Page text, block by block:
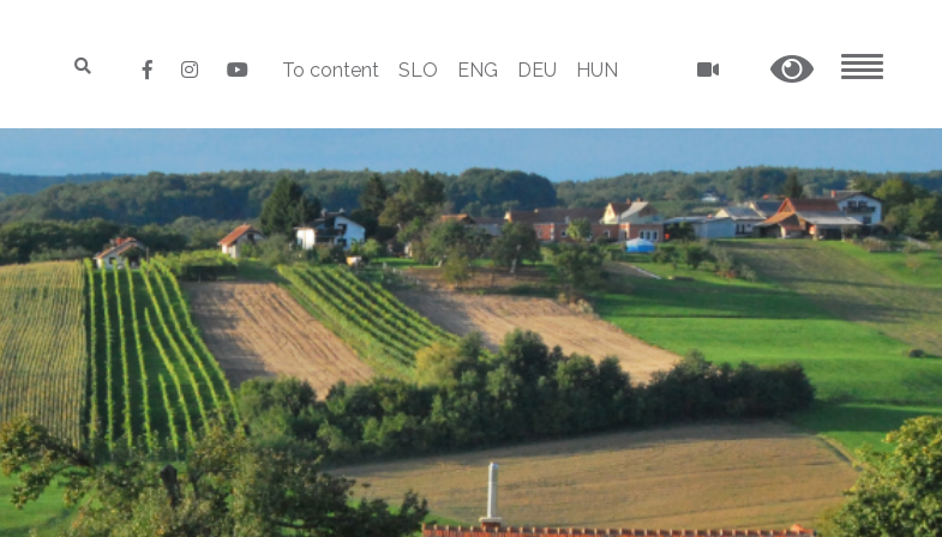
To content SLO ENG DEU HUN